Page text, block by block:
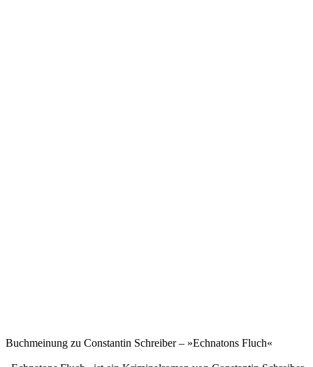
Buchmeinung zu Constantin Schreiber – »Echnatons Fluch«